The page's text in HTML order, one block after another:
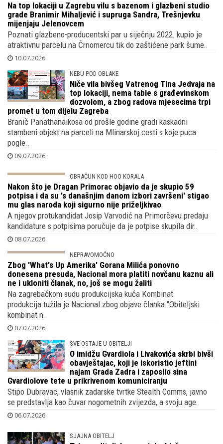
Na top lokaciji u Zagrebu vilu s bazenom
i glazbeni studio grade Branimir
Mihaljević i supruga Sandra, Trešnjevku
mijenjaju Jelenovcem
Poznati glazbeno-producentski par u siječnju 2022. kupio je
atraktivnu parcelu na Črnomercu tik do zaštićene park šume..
NEBU POD OBLAKE
Niče vila bivšeg Vatrenog Tina Jedvaja na
top lokaciji, nema table s građevinskom
dozvolom, a zbog radova mjesecima trpi
promet u tom dijelu Zagreba
Branič Panathanaikosa od prošle godine gradi kaskadni
stambeni objekt na parceli na Mlinarskoj cesti s koje puca
pogle..
OBRAČUN KOD HOO KORALA
Nakon što je Dragan Primorac objavio da
je skupio 59 potpisa i da su 's današnjim
danom izbori završeni' stigao mu glas
naroda koji sigurno nije priželjkivao
A njegov protukandidat Josip Varvodić na Primorčevu predaju
kandidature s potpisima poručuje da je potpise skupila dir..
08.07.2026
NEPRAVOMOĆNO
Zbog 'What's Up Amerika' Gorana Milića
ponovno donesena presuda, Nacional
mora platiti novčanu kaznu ali ne i
ukloniti članak, no, još se mogu žaliti
Na zagrebačkom sudu produkcijska kuća Kombinat
produkcija tužila je Nacional zbog objave članka "Obiteljski
kombinat n..
07.07.2026
SVE OSTAJE U OBITELJI
O imidžu Gvardiola i Livakovića skrbi bivši
obavještajac, koji je iskoristio jeftini
Stipo Dubravac, vlasnik zadarske tvrtke Stealth Comms, javno